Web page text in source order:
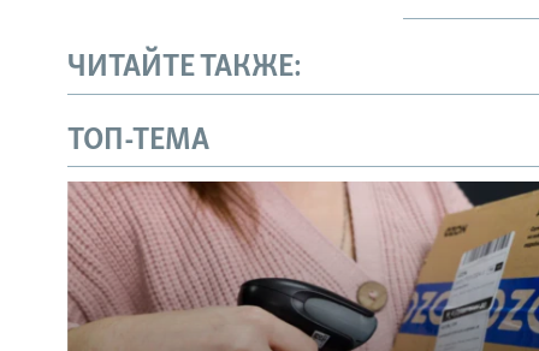
ЧИТАЙТЕ ТАКЖЕ:
ТОП-ТЕМА